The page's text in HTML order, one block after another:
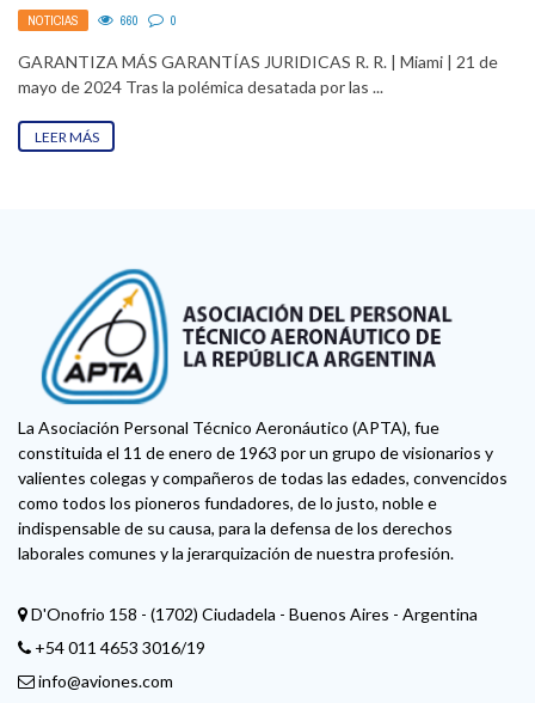
NOTICIAS 660 0
GARANTIZA MÁS GARANTÍAS JURIDICAS R. R. | Miami | 21 de
mayo de 2024 Tras la polémica desatada por las ...
LEER MÁS
La Asociación Personal Técnico Aeronáutico (APTA), fue
constituida el 11 de enero de 1963 por un grupo de visionarios y
valientes colegas y compañeros de todas las edades, convencidos
como todos los pioneros fundadores, de lo justo, noble e
indispensable de su causa, para la defensa de los derechos
laborales comunes y la jerarquización de nuestra profesión.
D'Onofrio 158 - (1702) Ciudadela - Buenos Aires - Argentina
+54 011 4653 3016/19
info@aviones.com